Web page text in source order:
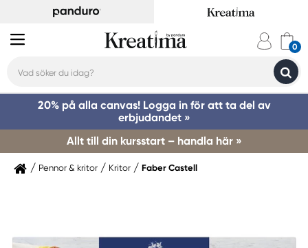
20% på alla canvas! Logga in för att ta del av
erbjudandet »
Allt till din kursstart – handla här »
Pennor & kritor Kritor Faber Castell